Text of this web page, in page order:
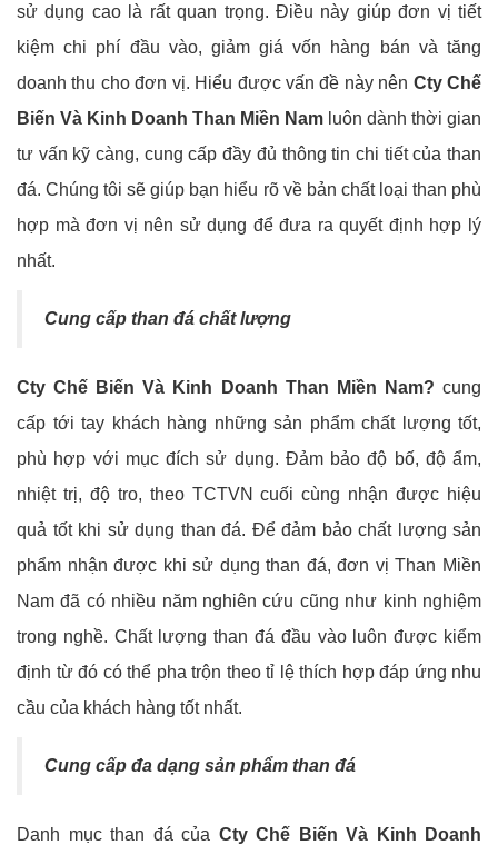
sử dụng cao là rất quan trọng. Điều này giúp đơn vị tiết
kiệm chi phí đầu vào, giảm giá vốn hàng bán và tăng
doanh thu cho đơn vị. Hiểu được vấn đề này nên Cty Chế
Biến Và Kinh Doanh Than Miền Nam luôn dành thời gian
tư vấn kỹ càng, cung cấp đầy đủ thông tin chi tiết của than
đá. Chúng tôi sẽ giúp bạn hiểu rõ về bản chất loại than phù
hợp mà đơn vị nên sử dụng để đưa ra quyết định hợp lý
nhất.
Cung cấp than đá chất lượng
Cty Chế Biến Và Kinh Doanh Than Miền Nam? cung
cấp tới tay khách hàng những sản phẩm chất lượng tốt,
phù hợp với mục đích sử dụng. Đảm bảo độ bố, độ ẩm,
nhiệt trị, độ tro, theo TCTVN cuối cùng nhận được hiệu
quả tốt khi sử dụng than đá. Để đảm bảo chất lượng sản
phẩm nhận được khi sử dụng than đá, đơn vị Than Miền
Nam đã có nhiều năm nghiên cứu cũng như kinh nghiệm
trong nghề. Chất lượng than đá đầu vào luôn được kiểm
định từ đó có thể pha trộn theo tỉ lệ thích hợp đáp ứng nhu
cầu của khách hàng tốt nhất.
Cung cấp đa dạng sản phẩm than đá
Danh mục than đá của Cty Chế Biến Và Kinh Doanh